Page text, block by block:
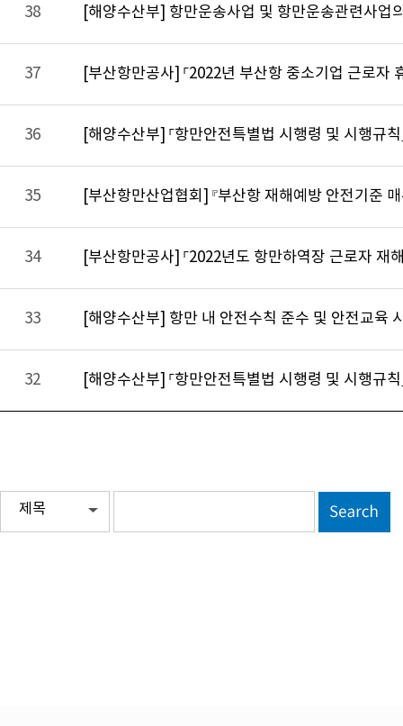
38 [해양수산부] 항만운송사업 및 항만운송관련사업
37 [부산항만공사] 「2022년 부산항 중소기업 근로자
36 [해양수산부] 「항만안전특별법 시행령 및 시행규
35 [부산항만산업협회] 『부산항 재해예방 안전기준
34 [부산항만공사] 「2022년도 항만하역장 근로자 재
33 [해양수산부] 항만 내 안전수칙 준수 및 안전교육
32 [해양수산부] 「항만안전특별법 시행령 및 시행규
제목